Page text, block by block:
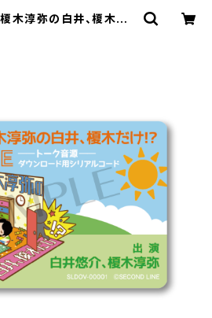
木淳弥の白井、榎木だ